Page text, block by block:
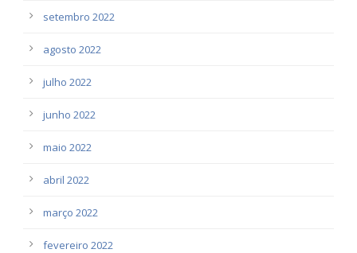
setembro 2022
agosto 2022
julho 2022
junho 2022
maio 2022
abril 2022
março 2022
fevereiro 2022